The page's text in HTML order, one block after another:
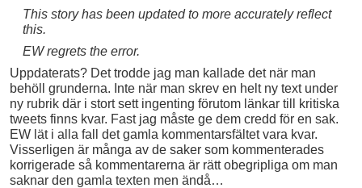
This story has been updated to more accurately reflect
this.
EW regrets the error.
Uppdaterats? Det trodde jag man kallade det när man
behöll grunderna. Inte när man skrev en helt ny text under
ny rubrik där i stort sett ingenting förutom länkar till kritiska
tweets finns kvar. Fast jag måste ge dem credd för en sak.
EW lät i alla fall det gamla kommentarsfältet vara kvar.
Visserligen är många av de saker som kommenterades
korrigerade så kommentarerna är rätt obegripliga om man
saknar den gamla texten men ändå…